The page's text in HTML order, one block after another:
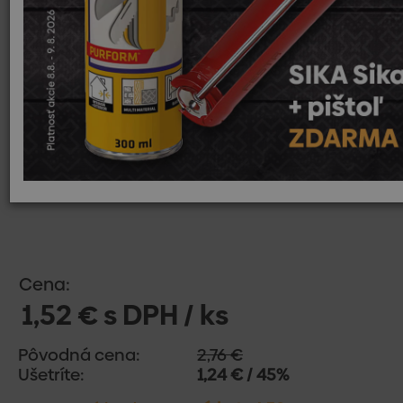
Cena:
1,52 € s DPH / ks
Pôvodná cena:
2,76 €
Ušetríte:
1,24 € / 45%